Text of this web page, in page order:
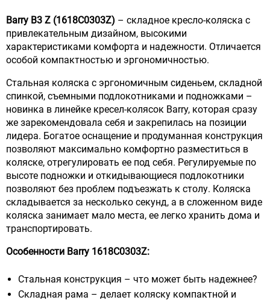
Barry B3 Z (1618С0303Z) – складное кресло-коляска с
привлекательным дизайном, высокими
характеристиками комфорта и надежности. Отличается
особой компактностью и эргономичностью.
Стальная коляска с эргономичным сиденьем, складной
спинкой, съемными подлокотниками и подножками –
новинка в линейке кресел-колясок Barry, которая сразу
же зарекомендовала себя и закрепилась на позиции
лидера. Богатое оснащение и продуманная конструкция
позволяют максимально комфортно разместиться в
коляске, отрегулировать ее под себя. Регулируемые по
высоте подножки и откидывающиеся подлокотники
позволяют без проблем подъезжать к столу. Коляска
складывается за несколько секунд, а в сложенном виде
коляска занимает мало места, ее легко хранить дома и
транспортировать.
Особенности Barry 1618С0303Z:
Стальная конструкция – что может быть надежнее?
Складная рама – делает коляску компактной и